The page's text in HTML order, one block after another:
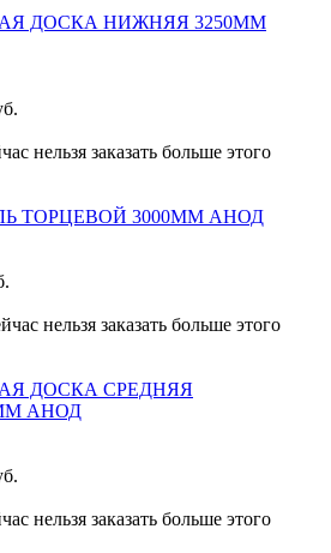
ДОСКА НИЖНЯЯ 3250ММ
нельзя заказать больше этого
ТОРЦЕВОЙ 3000ММ АНОД
нельзя заказать больше этого
ДОСКА СРЕДНЯЯ
АНОД
нельзя заказать больше этого